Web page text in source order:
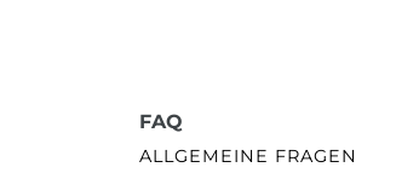
FAQ
ALLGEMEINE FRAGEN